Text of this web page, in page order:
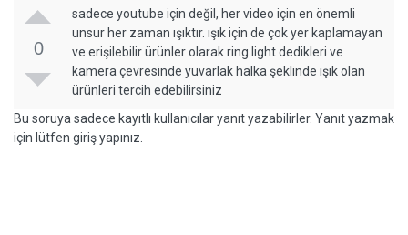
0
sadece youtube için değil, her video için en önemli
unsur her zaman ışıktır. ışık için de çok yer kaplamayan
ve erişilebilir ürünler olarak ring light dedikleri ve
kamera çevresinde yuvarlak halka şeklinde ışık olan
ürünleri tercih edebilirsiniz
Bu soruya sadece kayıtlı kullanıcılar yanıt yazabilirler. Yanıt yazmak
için lütfen giriş yapınız.